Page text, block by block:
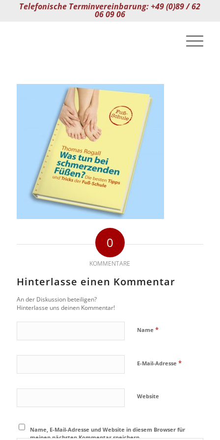
Telefonische Terminvereinbarung: +49 (0)89 / 62
06 09 06
0
KOMMENTARE
Hinterlasse einen Kommentar
An der Diskussion beteiligen?
Hinterlasse uns deinen Kommentar!
Name *
E-Mail-Adresse *
Website
Name, E-Mail-Adresse und Website in diesem Browser für
meinen nächsten Kommentar speichern.